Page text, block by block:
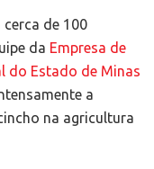
de 100
da Empresa de
do Estado de Minas
a
na agricultura